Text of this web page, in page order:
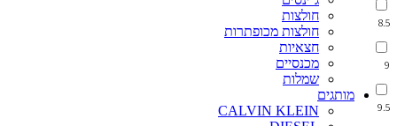
8.5
9
9.5
חולצות
חולצות מכופתרות
חצאיות
מכנסיים
שמלות
מותגים
CALVIN KLEIN